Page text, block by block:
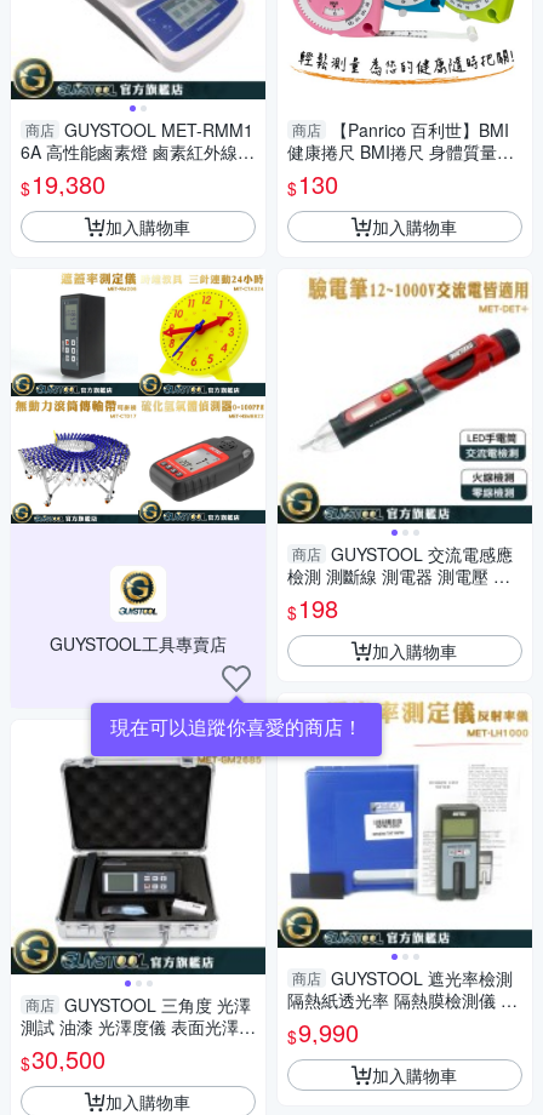
商店 GUYSTOOL MET-RMM1
6A 高性能鹵素燈 鹵素紅外線水
分測定儀 水分測定 飼料工廠 水
分儀 0~100%測定範圍
$19,380
加入購物車
GUYSTOOL工具專賣店
現在可以追蹤你喜愛的商店！
商店 GUYSTOOL 三角度 光澤
測試 油漆 光澤度儀 表面光澤度
表面光澤 MET-GM2685 製造
廠 光澤漆
$30,500
加入購物車
商店
【Panrico 百利世】BMI
健康捲尺 BMI捲尺 身體質量指
數 健康尺 量尺 腰圍尺 胸圍尺
$130
加入購物車
商店 GUYSTOOL 交流電感應
檢測 測斷線 測電器 測電壓 電
容筆 MET-DET+ 電壓探測 智能
測電筆 驗屋
$198
加入購物車
商店 GUYSTOOL 遮光率檢測
隔熱紙透光率 隔熱膜檢測儀 M
ET-LH1000 光密度儀 濁度測試
專業儀器 透光率檢測
$9,990
加入購物車